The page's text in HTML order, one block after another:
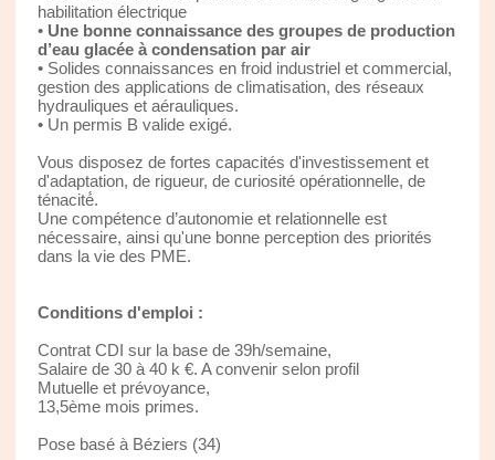
habilitation électrique
• Une bonne connaissance des groupes de production
d’eau glacée à condensation par air
• Solides connaissances en froid industriel et commercial,
gestion des applications de climatisation, des réseaux
hydrauliques et aérauliques.
• Un permis B valide exigé.
Vous disposez de fortes capacités d'investissement et
d'adaptation, de rigueur, de curiosité opérationnelle, de
ténacité́.
Une compétence d’autonomie et relationnelle est
nécessaire, ainsi qu'une bonne perception des priorités
dans la vie des PME.
Conditions d'emploi :
Contrat CDI sur la base de 39h/semaine,
Salaire de 30 à 40 k €. A convenir selon profil
Mutuelle et prévoyance,
13,5ème mois primes.
Pose basé à Béziers (34)